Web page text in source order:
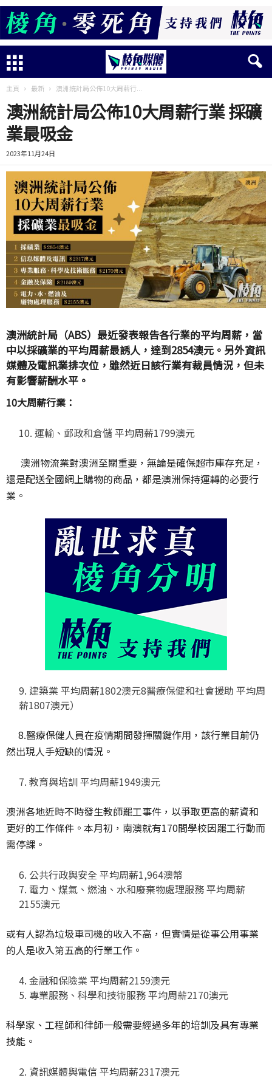
主頁 最新 澳洲統計局公佈10大周薪行...
澳洲統計局公佈10大周薪行業 採礦
業最吸金
2023年11月24日
澳洲統計局（ABS）最近發表報告各行業的平均周薪，當
中以採礦業的平均周薪最誘人，達到2854澳元。另外資訊
媒體及電訊業排次位，雖然近日該行業有裁員情況，但未
有影響薪酬水平。
10大周薪行業：
運輸、郵政和倉儲 平均周薪1799澳元
澳洲物流業對澳洲至關重要，無論是確保超市庫存充足，
還是配送全國網上購物的商品，都是澳洲保持運轉的必要行
業。
建築業 平均周薪1802澳元8醫療保健和社會援助 平均周
薪1807澳元）
8.醫療保健人員在疫情期間發揮關鍵作用，該行業目前仍
然出現人手短缺的情況。
教育與培訓 平均周薪1949澳元
澳洲各地近時不時發生教師罷工事件，以爭取更高的薪資和
更好的工作條件。本月初，南澳就有170間學校因罷工行動而
需停課。
公共行政與安全 平均周薪1,964澳幣
電力、煤氣、燃油、水和廢棄物處理服務 平均周薪
2155澳元
或有人認為垃圾車司機的收入不高，但實情是從事公用事業
的人是收入第五高的行業工作。
金融和保險業 平均周薪2159澳元
專業服務、科學和技術服務 平均周薪2170澳元
科學家、工程師和律師一般需要經過多年的培訓及具有專業
技能。
資訊媒體與電信 平均周薪2317澳元